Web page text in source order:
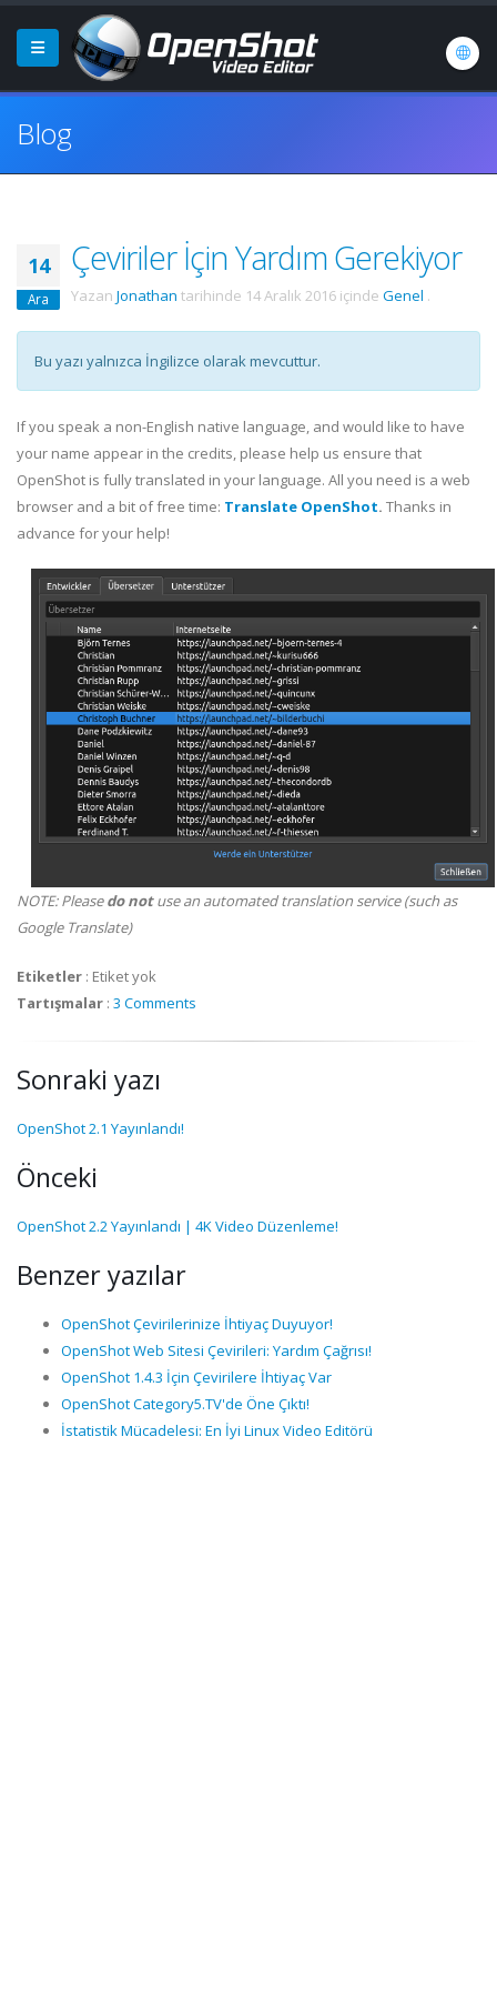
Blog
14
Ara
Çeviriler İçin Yardım Gerekiyor
Yazan Jonathan tarihinde 14 Aralık 2016 içinde Genel .
Bu yazı yalnızca İngilizce olarak mevcuttur.
If you speak a non-English native language, and would like to have
your name appear in the credits, please help us ensure that
OpenShot is fully translated in your language. All you need is a web
browser and a bit of free time: Translate OpenShot. Thanks in
advance for your help!
NOTE: Pleasedo notuse an automated translation service (such as
Google Translate)
Etiketler : Etiket yok
Tartışmalar : 3 Comments
Sonraki yazı
OpenShot 2.1 Yayınlandı!
Önceki
OpenShot 2.2 Yayınlandı | 4K Video Düzenleme!
Benzer yazılar
OpenShot Çevirilerinize İhtiyaç Duyuyor!
OpenShot Web Sitesi Çevirileri: Yardım Çağrısı!
OpenShot 1.4.3 İçin Çevirilere İhtiyaç Var
OpenShot Category5.TV'de Öne Çıktı!
İstatistik Mücadelesi: En İyi Linux Video Editörü